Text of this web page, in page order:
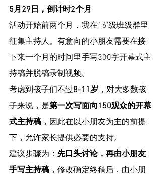
5月29日，倒计时2个月
活动开始前两个月，我在16’级班级群里
征集主持人。有意向的小朋友需要在接
下来一个月的时间里手写300字开幕式主
持稿并脱稿录制视频。
考虑到孩子们不过8-11岁 ，对大多数孩
子来说，是第一次写面向150观众的开幕
式主持稿 ，因此在以小朋友为主的前提
下，允许家长提供必要的支持。
建议步骤为： 先口头讨论，再由小朋友
手写主持稿 ，修改确定终稿后，由小朋